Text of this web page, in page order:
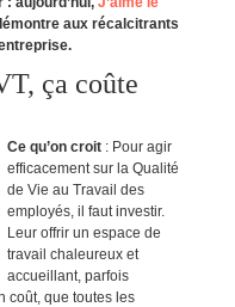
aux récalcitrants
ça coûte
Ce qu’on croit: Pour agir
efficacement sur la Qualité
de Vie au Travail des
employés, il faut investir.
Leur offrir un espace de
travail chaleureux et
accueillant, parfois
coût, que toutes les